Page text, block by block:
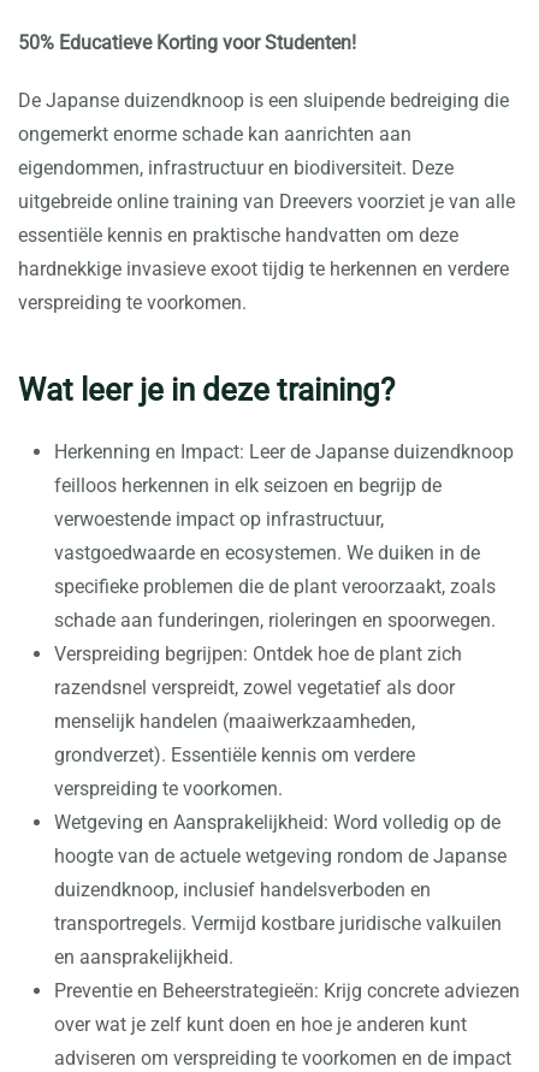
50% Educatieve Korting voor Studenten!
De Japanse duizendknoop is een sluipende bedreiging die
ongemerkt enorme schade kan aanrichten aan
eigendommen, infrastructuur en biodiversiteit. Deze
uitgebreide online training van Dreevers voorziet je van alle
essentiële kennis en praktische handvatten om deze
hardnekkige invasieve exoot tijdig te herkennen en verdere
verspreiding te voorkomen.
Wat leer je in deze training?
Herkenning en Impact: Leer de Japanse duizendknoop
feilloos herkennen in elk seizoen en begrijp de
verwoestende impact op infrastructuur,
vastgoedwaarde en ecosystemen. We duiken in de
specifieke problemen die de plant veroorzaakt, zoals
schade aan funderingen, rioleringen en spoorwegen.
Verspreiding begrijpen: Ontdek hoe de plant zich
razendsnel verspreidt, zowel vegetatief als door
menselijk handelen (maaiwerkzaamheden,
grondverzet). Essentiële kennis om verdere
verspreiding te voorkomen.
Wetgeving en Aansprakelijkheid: Word volledig op de
hoogte van de actuele wetgeving rondom de Japanse
duizendknoop, inclusief handelsverboden en
transportregels. Vermijd kostbare juridische valkuilen
en aansprakelijkheid.
Preventie en Beheerstrategieën: Krijg concrete adviezen
over wat je zelf kunt doen en hoe je anderen kunt
adviseren om verspreiding te voorkomen en de impact